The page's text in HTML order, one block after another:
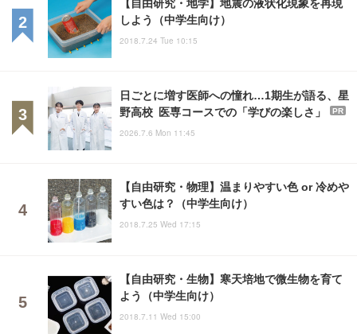
【自由研究・地学】地震の液状化現象を再現
しよう（中学生向け）
2018.7.24 Tue 10:15
日ごとに増す医師への憧れ…1期生が語る、星
野高校 医専コースでの「学びの楽しさ」
PR
2026.7.6 Mon 11:45
【自由研究・物理】温まりやすい色 or 冷めや
すい色は？（中学生向け）
2018.7.25 Wed 17:15
【自由研究・生物】寒天培地で微生物を育て
よう（中学生向け）
2018.7.11 Wed 15:00